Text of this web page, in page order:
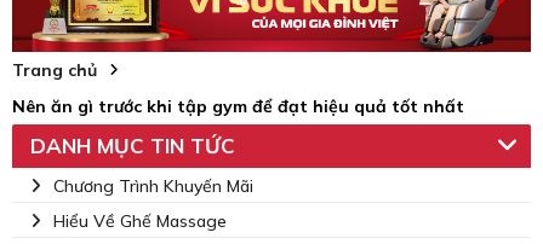
Trang chủ
Nên ăn gì trước khi tập gym để đạt hiệu quả tốt nhất
DANH MỤC TIN TỨC
Chương Trình Khuyến Mãi
Hiểu Về Ghế Massage